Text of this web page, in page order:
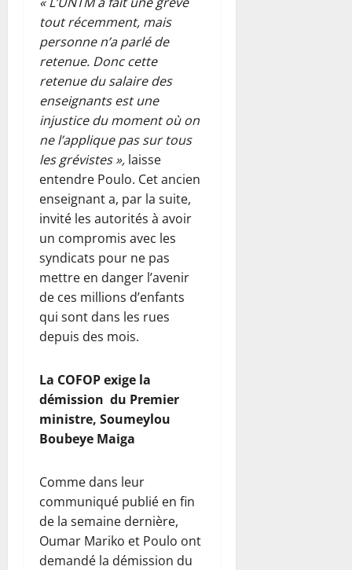
tout récemment, mais
personne n’a parlé de
retenue. Donc cette
retenue du salaire des
enseignants est une
injustice du moment où on
ne l’applique pas sur tous
les grévistes », laisse
entendre Poulo. Cet ancien
enseignant a, par la suite,
invité les autorités à avoir
un compromis avec les
syndicats pour ne pas
mettre en danger l’avenir
de ces millions d’enfants
qui sont dans les rues
depuis des mois.
La COFOP exige la
démission du Premier
ministre, Soumeylou
Boubeye Maiga
Comme dans leur
communiqué publié en fin
de la semaine dernière,
Oumar Mariko et Poulo ont
demandé la démission du